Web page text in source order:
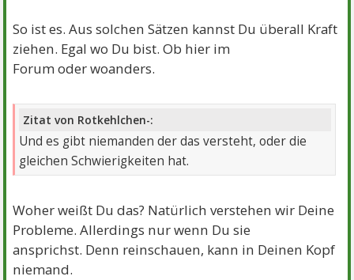
So ist es. Aus solchen Sätzen kannst Du überall Kraft
ziehen. Egal wo Du bist. Ob hier im
Forum oder woanders.
Zitat von Rotkehlchen-:
Und es gibt niemanden der das versteht, oder die
gleichen Schwierigkeiten hat.
Woher weißt Du das? Natürlich verstehen wir Deine
Probleme. Allerdings nur wenn Du sie
ansprichst. Denn reinschauen, kann in Deinen Kopf
niemand.